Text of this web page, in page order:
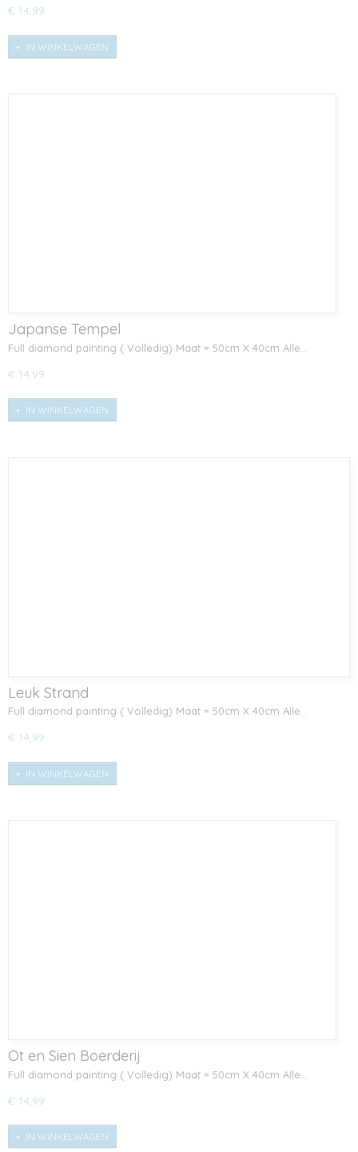
€ 14,99
IN WINKELWAGEN
Japanse Tempel
Full diamond painting ( Volledig) Maat = 50cm X 40cm Alle…
€ 14,99
IN WINKELWAGEN
Leuk Strand
Full diamond painting ( Volledig) Maat = 50cm X 40cm Alle…
€ 14,99
IN WINKELWAGEN
Ot en Sien Boerderij
Full diamond painting ( Volledig) Maat = 50cm X 40cm Alle…
€ 14,99
IN WINKELWAGEN